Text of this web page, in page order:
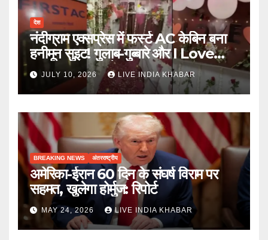
देश
नंदीग्राम एक्सप्रेस में फर्स्ट AC केबिन बना
हनीमून सुइट! गुलाब-गुब्बारे और I Love
You, TTE सस्पेंड
JULY 10, 2026 LIVE INDIA KHABAR
BREAKING NEWS अंतरराष्ट्रीय
अमेरिका-ईरान 60 दिन के संघर्ष विराम पर
सहमत, खुलेगा होर्मुज: रिपोर्ट
MAY 24, 2026 LIVE INDIA KHABAR